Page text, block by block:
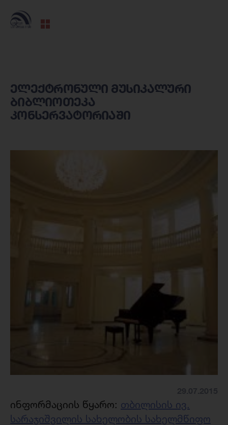
ელექტრონული მუსიკალური
ბიბლიოთეკა
კონსერვატორიაში
ინფორმაციის წყარო: თბილისის ივ.
სარაჯიშვილის სახელობის სახელმწიფო